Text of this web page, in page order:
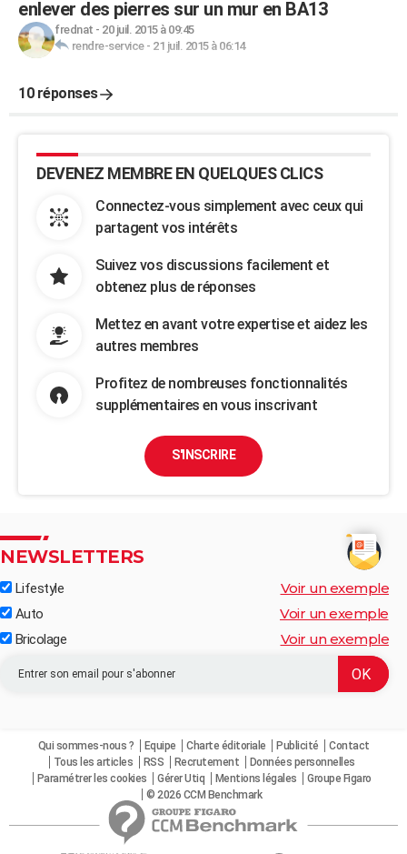
enlever des pierres sur un mur en BA13
frednat - 20 juil. 2015 à 09:45
rendre-service- 21 juil. 2015 à 06:14
10 réponses
DEVENEZ MEMBRE EN QUELQUES CLICS
Connectez-vous simplement avec ceux qui
partagent vos intérêts
Suivez vos discussions facilement et
obtenez plus de réponses
Mettez en avant votre expertise et aidez les
autres membres
Profitez de nombreuses fonctionnalités
supplémentaires en vous inscrivant
S'INSCRIRE
NEWSLETTERS
Lifestyle Voir un exemple
Auto Voir un exemple
Bricolage Voir un exemple
Qui sommes-nous ? Equipe Charte éditoriale Publicité
Contact
Tous les articles
RSS Recrutement
Données personnelles
Paramétrer les cookies
Gérer Utiq Mentions légales
Groupe Figaro
© 2026 CCM Benchmark